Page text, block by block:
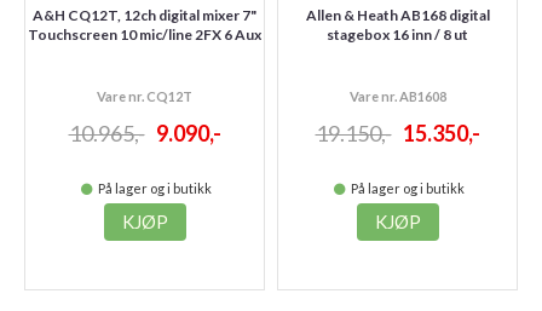
A&H CQ12T, 12ch digital mixer 7"
Touchscreen 10 mic/line 2FX 6 Aux
Vare nr. CQ12T
10.965,- 9.090,-
På lager og i butikk
KJØP
Allen & Heath AB168 digital
stagebox 16 inn / 8 ut
Vare nr. AB1608
19.150,- 15.350,-
På lager og i butikk
KJØP